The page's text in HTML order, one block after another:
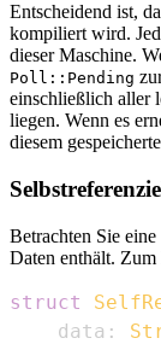
Entscheidend ist,
kompiliert wird.
dieser Maschine.
Poll::Pending
einschließlich aller
liegen. Wenn es
diesem
Betrachten Sie
Daten enthält. Zum
struct
    data
: